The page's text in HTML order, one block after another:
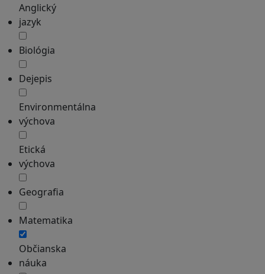
Anglický
jazyk
Biológia
Dejepis
Environmentálna
výchova
Etická
výchova
Geografia
Matematika
Občianska
náuka